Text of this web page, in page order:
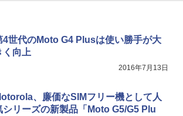
4世代のMoto G4 Plusは使い勝手が大
く向上
2016年7月13日
、廉価なSIMフリー機として人
シリーズの新製品「Moto G5/G5 Plu